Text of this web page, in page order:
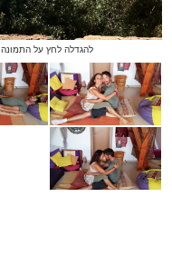
להגדלה לחץ על התמונה